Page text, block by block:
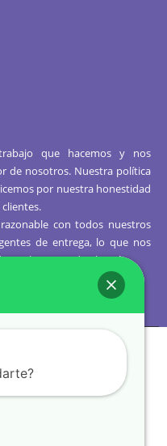
que hacemos y nos
de nosotros. Nuestra política
por nuestra honestidad
con todos nuestros
de entrega, lo que nos
en todo el Perú..